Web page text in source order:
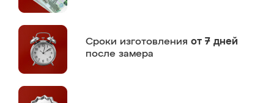
Сроки изготовления от 7 дней
после замера